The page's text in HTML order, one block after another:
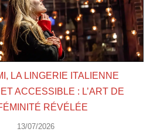
LA LINGERIE ITALIENNE
ACCESSIBLE : L’ART DE
RÉVÉLÉE
13/07/2026